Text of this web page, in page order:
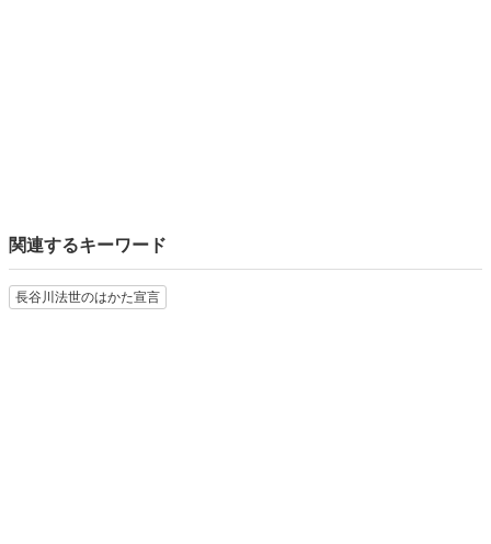
関連するキーワード
長谷川法世のはかた宣言